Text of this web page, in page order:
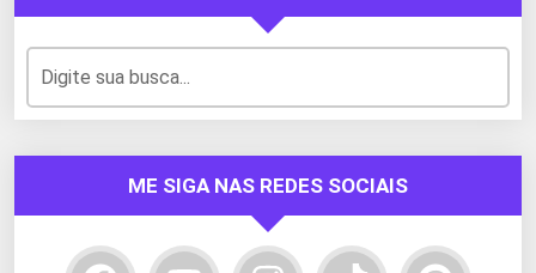
ME SIGA NAS REDES SOCIAIS